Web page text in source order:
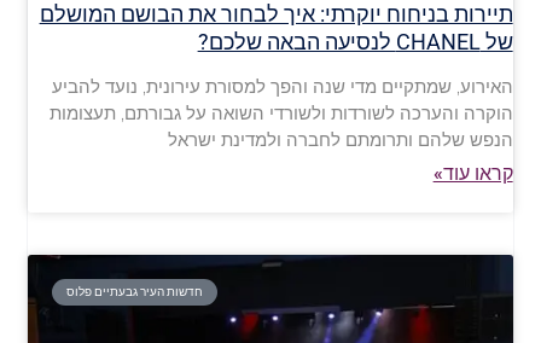
תיירות בניחוח יוקרתי: איך לבחור את הבושם המושלם
של CHANEL לנסיעה הבאה שלכם?
האירוע, שמתקיים מדי שנה והפך למסורת עירונית, נועד להביע
הוקרה והערכה לשורדות ולשורדי השואה על גבורתם, תעצומות
הנפש שלהם ותרומתם לחברה ולמדינת ישראל
קראו עוד»
חדשות העיר גבעתיים פלוס